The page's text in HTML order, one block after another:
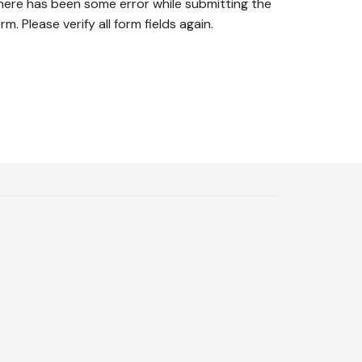
has been some error while submitting the
Please verify all form fields again.